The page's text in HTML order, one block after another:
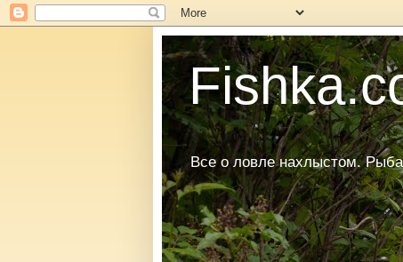
Все о ловле нахлыстом.